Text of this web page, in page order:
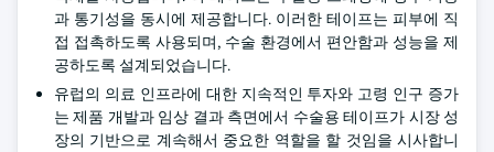
과 통기성을 동시에 제공합니다. 이러한 테이프는 피부에 직
접 접촉하도록 사용되며, 수술 환경에서 편안함과 성능을 제
공하도록 설계되었습니다.
유럽의 의료 인프라에 대한 지속적인 투자와 고령 인구 증가
는 제품 개발과 임상 결과 측면에서 수술용 테이프가 시장 성
장의 기반으로 계속해서 중요한 역할을 할 것임을 시사합니